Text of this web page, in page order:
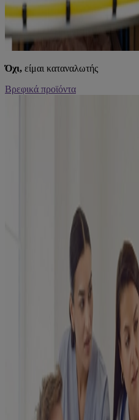
Όχι, είμαι καταναλωτής
Βρεφικά προϊόντα